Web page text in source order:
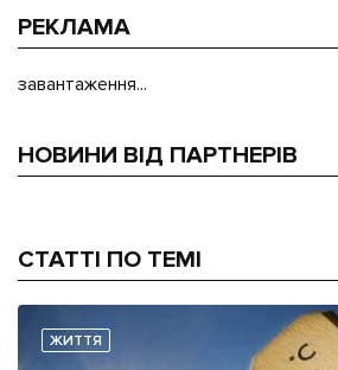
РЕКЛАМА
завантаження...
НОВИНИ ВІД ПАРТНЕРІВ
СТАТТІ ПО ТЕМІ
ЖИТТЯ